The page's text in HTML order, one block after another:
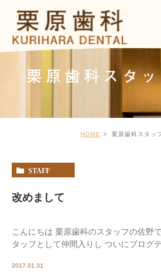
栗原歯科スタ
HOME 栗原歯科スタッ
STAFF
改めまして
こんにちは 栗原歯科のスタッフの佐野
タッフとして仲間入りし ついにブログ
2017.01.31